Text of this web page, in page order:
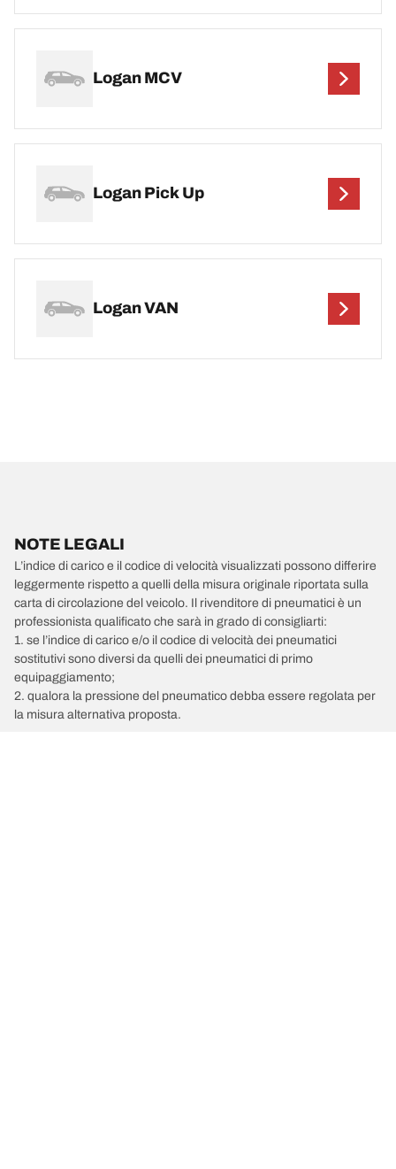
Logan MCV
Logan Pick Up
Logan VAN
NOTE LEGALI
L’indice di carico e il codice di velocità visualizzati possono differire
leggermente rispetto a quelli della misura originale riportata sulla
carta di circolazione del veicolo. Il rivenditore di pneumatici è un
professionista qualificato che sarà in grado di consigliarti:
1. se l’indice di carico e/o il codice di velocità dei pneumatici
sostitutivi sono diversi da quelli dei pneumatici di primo
equipaggiamento;
2. qualora la pressione del pneumatico debba essere regolata per
la misura alternativa proposta.